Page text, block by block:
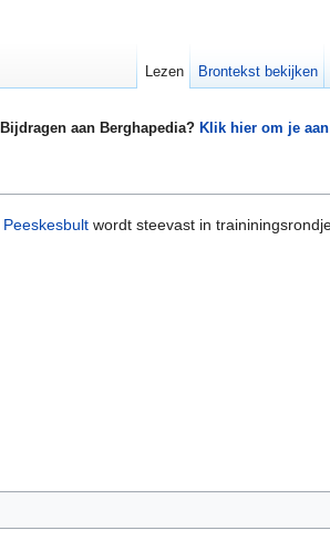
Bijdragen aan Berghapedia? Klik hier om je
Peeskesbult wordt steevast in
Lezen Brontekst bekijken